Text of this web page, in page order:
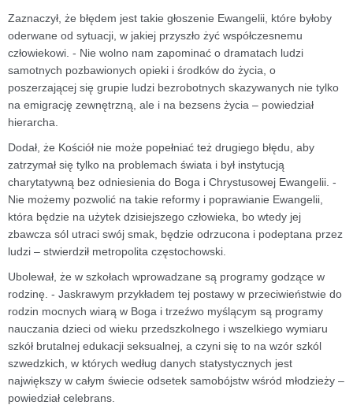
Zaznaczył, że błędem jest takie głoszenie Ewangelii, które byłoby
oderwane od sytuacji, w jakiej przyszło żyć współczesnemu
człowiekowi. - Nie wolno nam zapominać o dramatach ludzi
samotnych pozbawionych opieki i środków do życia, o
poszerzającej się grupie ludzi bezrobotnych skazywanych nie tylko
na emigrację zewnętrzną, ale i na bezsens życia – powiedział
hierarcha.
Dodał, że Kościół nie może popełniać też drugiego błędu, aby
zatrzymał się tylko na problemach świata i był instytucją
charytatywną bez odniesienia do Boga i Chrystusowej Ewangelii. -
Nie możemy pozwolić na takie reformy i poprawianie Ewangelii,
która będzie na użytek dzisiejszego człowieka, bo wtedy jej
zbawcza sól utraci swój smak, będzie odrzucona i podeptana przez
ludzi – stwierdził metropolita częstochowski.
Ubolewał, że w szkołach wprowadzane są programy godzące w
rodzinę. - Jaskrawym przykładem tej postawy w przeciwieństwie do
rodzin mocnych wiarą w Boga i trzeźwo myślącym są programy
nauczania dzieci od wieku przedszkolnego i wszelkiego wymiaru
szkół brutalnej edukacji seksualnej, a czyni się to na wzór szkól
szwedzkich, w których według danych statystycznych jest
największy w całym świecie odsetek samobójstw wśród młodzieży –
powiedział celebrans.